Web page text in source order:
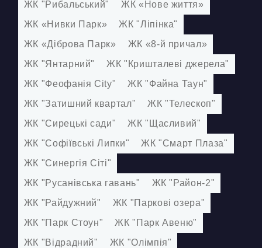
БЛОГ
UK RU
+380671500551
Замовити дзвінок зараз
ЖК "Рибальський"
ЖК «Нове життя»
ЖК «Нивки Парк»
ЖК "Ліпінка"
ЖК «Діброва Парк»
ЖК «8-й причал»
ЖК "Янтарний"
ЖК "Кришталеві джерела"
ЖК "Феофанія City"
ЖК "Файна Таун"
ЖК "Затишний квартал"
ЖК "Телескоп"
ЖК "Сирецькі сади"
ЖК "Щасливий"
ЖК "Софіївські Липки"
ЖК "Смарт Плаза"
ЖК "Синергія Сіті"
ЖК "Русанівська гавань"
ЖК "Район-2"
ЖК "Райдужний"
ЖК "Паркові озера"
ЖК "Парк Стоун"
ЖК "Парк Авеню"
ЖК "Відрадний"
ЖК "Олімпія"